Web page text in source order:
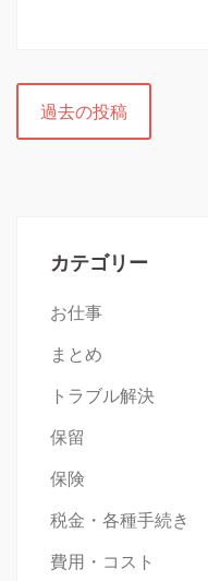
過去の投稿
カテゴリー
お仕事
まとめ
トラブル解決
保留
保険
税金・各種手続き
費用・コスト